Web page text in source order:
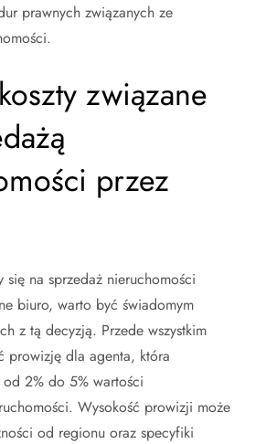
prawnych związanych ze
związane
przez
się na sprzedaż nieruchomości
biuro, warto być świadomym
z tą decyzją. Przede wszystkim
prowizję dla agenta, która
2% do 5% wartości
Wysokość prowizji może
od regionu oraz specyfiki